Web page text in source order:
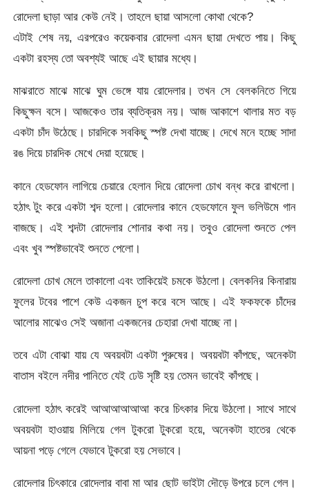
রোদেলা ছাড়া আর কেউ নেই। তাহলে ছায়া আসলো কোথা থেকে?
এটাই শেষ নয়, এরপরেও কয়েকবার রোদেলা এমন ছায়া দেখতে পায়। কিছু
একটা রহস্য তো অবশ্যই আছে এই ছায়ার মধ্যে।
মাঝরাতে মাঝে মাঝে ঘুম ভেঙ্গে যায় রোদেলার। তখন সে বেলকনিতে গিয়ে
কিছুক্ষন বসে। আজকেও তার ব্যতিক্রম নয়। আজ আকাশে থালার মত বড়
একটা চাঁদ উঠেছে। চারদিকে সবকিছু স্পষ্ট দেখা যাচ্ছে। দেখে মনে হচ্ছে সাদা
রঙ দিয়ে চারদিক মেখে দেয়া হয়েছে।
কানে হেডফোন লাগিয়ে চেয়ারে হেলান দিয়ে রোদেলা চোখ বন্ধ করে রাখলো।
হঠাৎ টুং করে একটা শব্দ হলো। রোদেলার কানে হেডফোনে ফুল ভলিউমে গান
বাজছে। এই শব্দটা রোদেলার শোনার কথা নয়। তবুও রোদেলা শুনতে পেল
এবং খুব স্পষ্টভাবেই শুনতে পেলো।
রোদেলা চোখ মেলে তাকালো এবং তাকিয়েই চমকে উঠলো। বেলকনির কিনারায়
ফুলের টবের পাশে কেউ একজন চুপ করে বসে আছে। এই ফকফকে চাঁদের
আলোর মাঝেও সেই অজানা একজনের চেহারা দেখা যাচ্ছে না।
তবে এটা বোঝা যায় যে অবয়বটা একটা পুরুষের। অবয়বটা কাঁপছে, অনেকটা
বাতাস বইলে নদীর পানিতে যেই ঢেউ সৃষ্টি হয় তেমন ভাবেই কাঁপছে।
রোদেলা হঠাৎ করেই আআআআআআ করে চিৎকার দিয়ে উঠলো। সাথে সাথে
অবয়বটা হাওয়ায় মিলিয়ে গেল টুকরো টুকরো হয়ে, অনেকটা হাতের থেকে
আয়না পড়ে গেলে যেভাবে টুকরো হয় সেভাবে।
রোদেলার চিৎকারে রোদেলার বাবা মা আর ছোট ভাইটা দৌড়ে উপরে চলে গেল।